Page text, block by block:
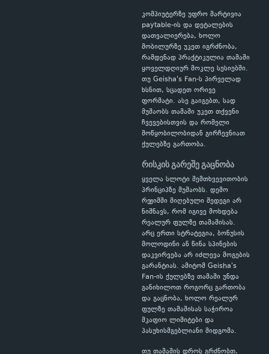
კომპიუტერზე უფრო მარტივია
paytable-ის და დეტალების
დათვალიერება, ხოლო
მობილურზე უკეთ იგრძნობა,
რამდენად პრაქტიკულია თამაში
ყოველდღიურ მოკლე სესიებში.
თუ Geisha's Fan-ს პირველად
ხსნით, სცადეთ ორივე
ფორმატი. ასე გაიგებთ, სად
მუშაობს თამაში უკეთ თქვენი
ჩვევებისთვის და რომელი
მოწყობილობიდან გირჩევნიათ
ქულებზე გართობა.
რისკის გარეშე გაცნობა
ყველა სლოტი შემთხვევითობის
პრინციპზე მუშაობს. დემო
რეჟიმში მიღებული შედეგი არ
ნიშნავს, რომ იგივე მოხდება
რეალურ ფულზე თამაშისას.
არც ერთი სტრატეგია, ბონუსის
მოლოდინი ან წინა სპინების
დაკვირვება არ იძლევა მოგების
გარანტიას. ამიტომ Geisha's
Fan-ის ქულებზე თამაში უნდა
განიხილოთ როგორც გართობა
და გაცნობა, ხოლო რეალურ
ფულზე თამაშისას საჭიროა
მკაფიო ლიმიტები და
პასუხისმგებლიანი მიდგომა.
თუ თამაშის დროს გრძნობთ,